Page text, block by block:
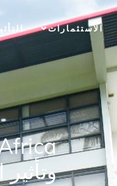
الاستثمارات